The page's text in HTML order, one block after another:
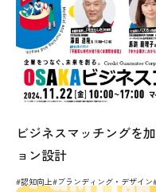
ビジネスマッチングを
ョン設計
#認知向上#ブランディング・デザイン